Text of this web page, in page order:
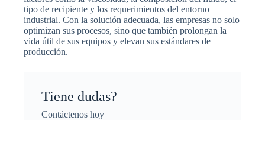
tipo de recipiente y los requerimientos del entorno
industrial. Con la solución adecuada, las empresas no solo
optimizan sus procesos, sino que también prolongan la
vida útil de sus equipos y elevan sus estándares de
producción.
Tiene dudas?
Contáctenos hoy